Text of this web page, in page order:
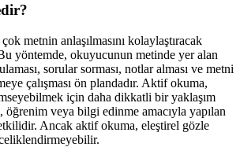
metnin anlaşılmasını kolaylaştıracak
yöntemde, okuyucunun metinde yer alan
sorular sorması, notlar alması ve metni
çalışması ön plandadır. Aktif okuma,
için daha dikkatli bir yaklaşım
veya bilgi edinme amacıyla yapılan
Ancak aktif okuma, eleştirel gözle